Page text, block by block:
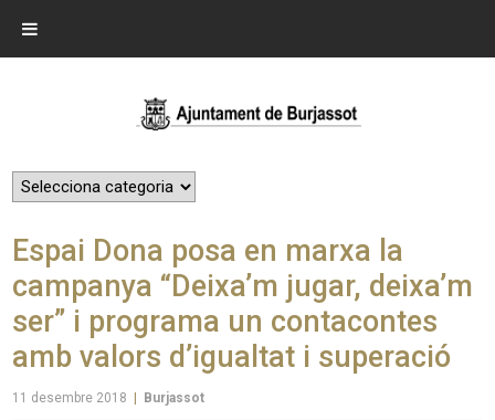
Espai Dona posa en marxa la
campanya “Deixa’m jugar, deixa’m
ser” i programa un contacontes
amb valors d’igualtat i superació
11 desembre 2018 Burjassot